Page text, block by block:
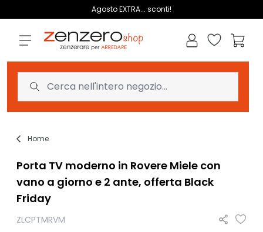
Agosto EXTRA... sconti!
Lista dei
Home
Porta TV moderno in Rovere Miele con
vano a giorno e 2 ante, offerta Black
Friday
ZLCPTMRVM